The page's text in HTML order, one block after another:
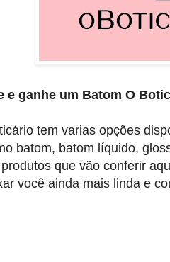
e ganhe um Batom O
tem varias opções
batom, batom líquido,
que vão conferir
você ainda mais linda e